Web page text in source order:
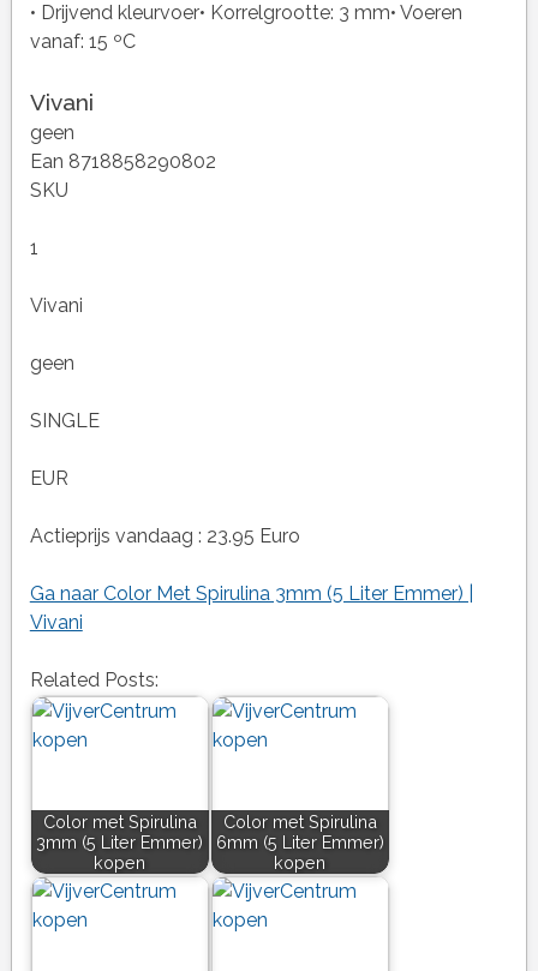
• Drijvend kleurvoer• Korrelgrootte: 3 mm• Voeren
vanaf: 15 ºC
Vivani
geen
Ean 8718858290802
SKU
1
Vivani
geen
SINGLE
EUR
Actieprijs vandaag : 23.95 Euro
Ga naar Color Met Spirulina 3mm (5 Liter Emmer) |
Vivani
Related Posts:
Color met Spirulina
3mm (5 Liter Emmer)
kopen
Color met Spirulina
6mm (5 Liter Emmer)
kopen